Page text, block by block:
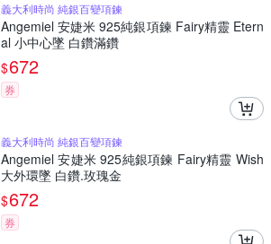
義大利時尚 純銀百變項鍊
Angemiel 安婕米 925純銀項鍊 Fairy精靈 Etern
al 小中心墜 白鑽滿鑽
$672
券
義大利時尚 純銀百變項鍊
Angemiel 安婕米 925純銀項鍊 Fairy精靈 Wish
大外環墜 白鑽.玫瑰金
$672
券